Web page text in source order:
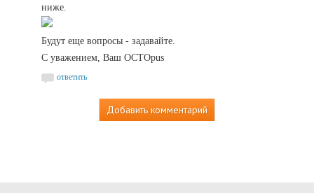
ниже.
Будут еще вопросы - задавайте.
С уважением, Ваш OCTOpus
ответить
Добавить комментарий